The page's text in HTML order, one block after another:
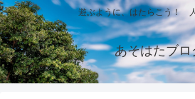
遊ぶように、はたらこう！
あそはたブロ